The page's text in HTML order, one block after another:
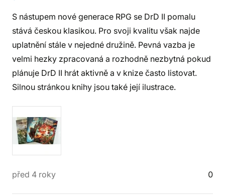
S nástupem nové generace RPG se DrD II pomalu
stává českou klasikou. Pro svoji kvalitu však najde
uplatnění stále v nejedné družině. Pevná vazba je
velmi hezky zpracovaná a rozhodně nezbytná pokud
plánuje DrD II hrát aktivně a v knize často listovat.
Silnou stránkou knihy jsou také její ilustrace.
před 4 roky 0